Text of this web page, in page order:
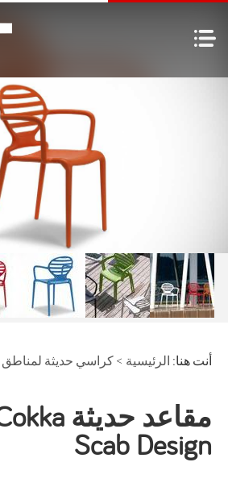
أنت هنا: الرئيسية > كراسي حديثة لمناطق
Scab Design